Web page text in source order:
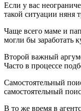
Если у вас
такой ситуации няня
Чаще всего маме и
могли бы заработать
Второй важный
Часто в процессе
Самостоятельный
самостоятельный
В то же время в